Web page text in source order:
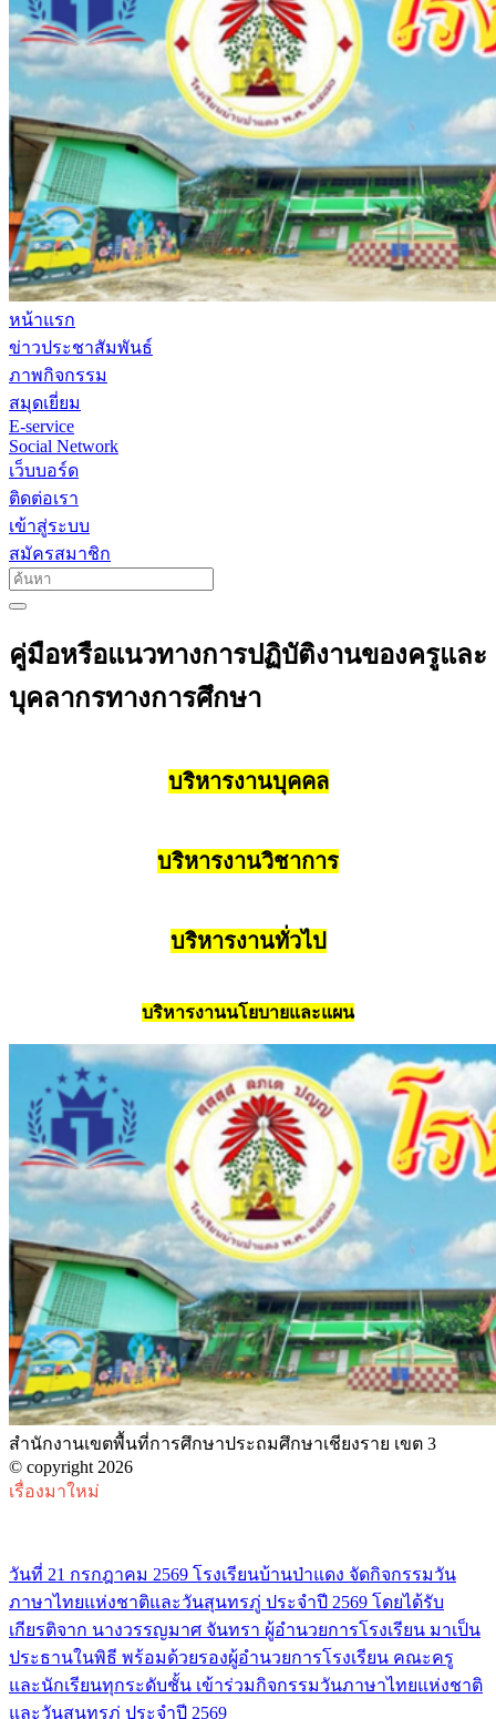
หน้าแรก
ข่าวประชาสัมพันธ์
ภาพกิจกรรม
สมุดเยี่ยม
E-service
Social Network
เว็บบอร์ด
ติดต่อเรา
เข้าสู่ระบบ
สมัครสมาชิก
คู่มือหรือแนวทางการปฏิบัติงานของครูและ
บุคลากรทางการศึกษา
บริหารงานบุคคล
บริหารงานวิชาการ
บริหารงานทั่วไป
บริหารงานนโยบายและแผน
สํานักงานเขตพื้นที่การศึกษาประถมศึกษาเชียงราย เขต 3
© copyright 2026
เรื่องมาใหม่
วันที่ 21 กรกฎาคม 2569 โรงเรียนบ้านป่าแดง จัดกิจกรรมวัน
ภาษาไทยแห่งชาติและวันสุนทรภู่ ประจำปี 2569 โดยได้รับ
เกียรติจาก นางวรรญมาศ จันทรา ผู้อำนวยการโรงเรียน มาเป็น
ประธานในพิธี พร้อมด้วยรองผู้อำนวยการโรงเรียน คณะครู
และนักเรียนทุกระดับชั้น เข้าร่วมกิจกรรมวันภาษาไทยแห่งชาติ
และวันสุนทรภู่ ประจำปี 2569